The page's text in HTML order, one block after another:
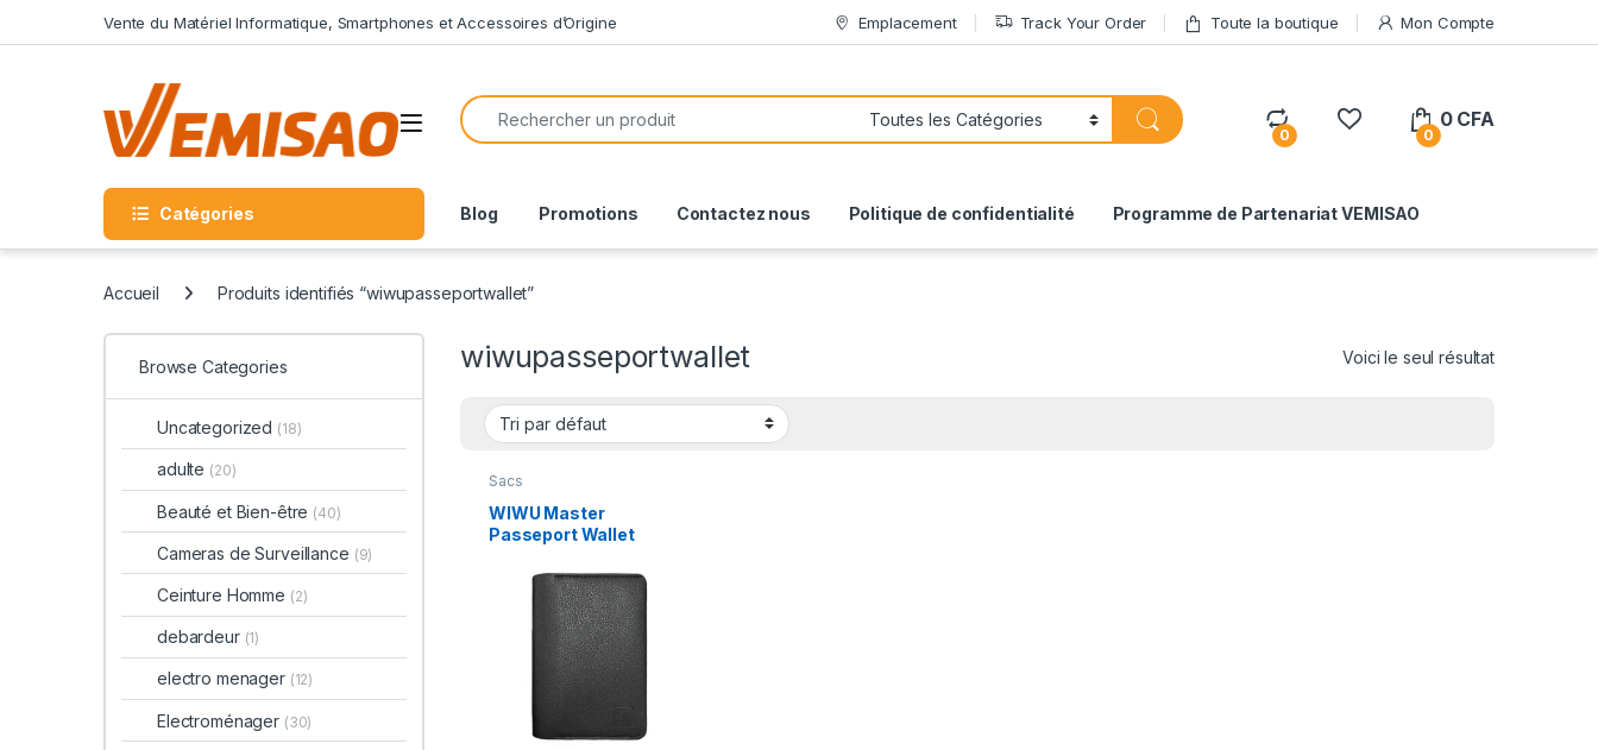
Vente du Matériel Informatique, Smartphones et Accessoires d’Origine Emplacement Track Your Order Toute la boutique Mon Compte
Open
Search for:
0 0
0 CFA
Catégories Blog Promotions Contactez nous Politique de confidentialité Programme de Partenariat VEMISAO
Accueil Produits identifiés “wiwupasseportwallet”
wiwupasseportwallet Voici le seul résultat
Sacs
WIWU Master
Passeport Wallet
Browse Categories
Uncategorized (18)
adulte (20)
Beauté et Bien-être (40)
Cameras de Surveillance (9)
Ceinture Homme (2)
debardeur (1)
electro menager (12)
Electroménager (30)